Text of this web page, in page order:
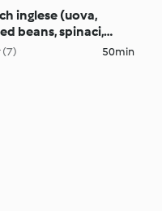
inglese (uova,
beans, spinaci,
e funghi)
(7) 50min